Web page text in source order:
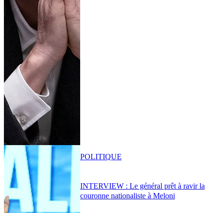
INTERVIEW : Le général prêt à ravir la
couronne nationaliste à Meloni
POLITIQUE